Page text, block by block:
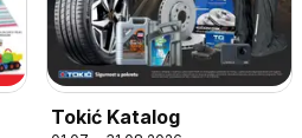
Tokić Katalog